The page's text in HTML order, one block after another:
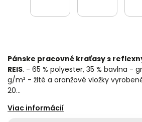
Pánske pracovné kraťasy s
REIS. - 65 % polyester, 35 % bavlna -
g/m² - žlté a oranžové vložky
20…